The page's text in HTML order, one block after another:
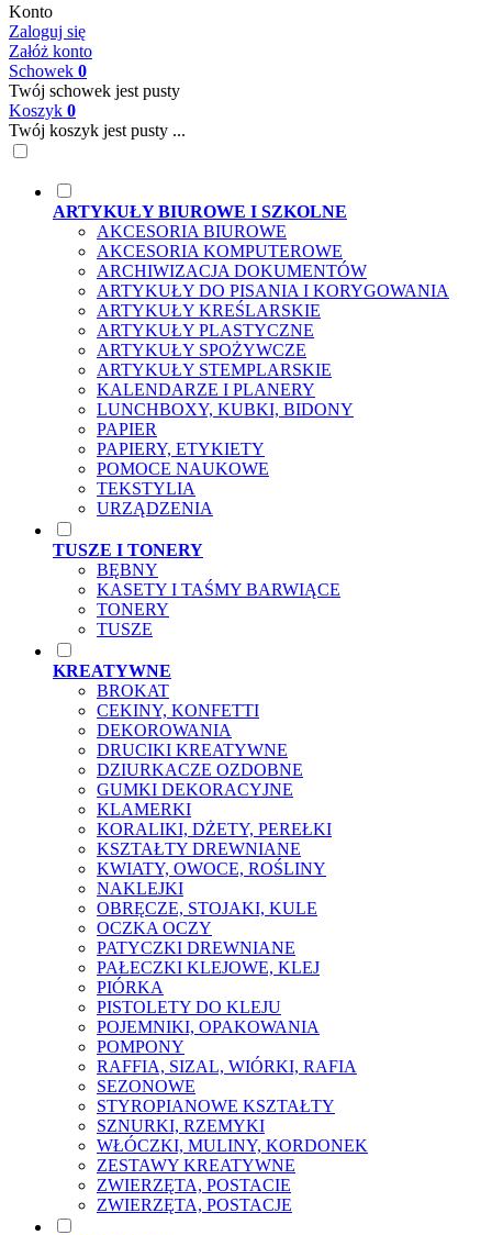
Konto
Zaloguj się
Załóż konto
Schowek 0
Twój schowek jest pusty
Koszyk 0
Twój koszyk jest pusty ...
ARTYKUŁY BIUROWE I SZKOLNE
AKCESORIA BIUROWE
AKCESORIA KOMPUTEROWE
ARCHIWIZACJA DOKUMENTÓW
ARTYKUŁY DO PISANIA I KORYGOWANIA
ARTYKUŁY KREŚLARSKIE
ARTYKUŁY PLASTYCZNE
ARTYKUŁY SPOŻYWCZE
ARTYKUŁY STEMPLARSKIE
KALENDARZE I PLANERY
LUNCHBOXY, KUBKI, BIDONY
PAPIER
PAPIERY, ETYKIETY
POMOCE NAUKOWE
TEKSTYLIA
URZĄDZENIA
TUSZE I TONERY
BĘBNY
KASETY I TAŚMY BARWIĄCE
TONERY
TUSZE
KREATYWNE
BROKAT
CEKINY, KONFETTI
DEKOROWANIA
DRUCIKI KREATYWNE
DZIURKACZE OZDOBNE
GUMKI DEKORACYJNE
KLAMERKI
KORALIKI, DŻETY, PEREŁKI
KSZTAŁTY DREWNIANE
KWIATY, OWOCE, ROŚLINY
NAKLEJKI
OBRĘCZE, STOJAKI, KULE
OCZKA OCZY
PATYCZKI DREWNIANE
PAŁECZKI KLEJOWE, KLEJ
PIÓRKA
PISTOLETY DO KLEJU
POJEMNIKI, OPAKOWANIA
POMPONY
RAFFIA, SIZAL, WIÓRKI, RAFIA
SEZONOWE
STYROPIANOWE KSZTAŁTY
SZNURKI, RZEMYKI
WŁÓCZKI, MULINY, KORDONEK
ZESTAWY KREATYWNE
ZWIERZĘTA, POSTACIE
ZWIERZĘTA, POSTACJE